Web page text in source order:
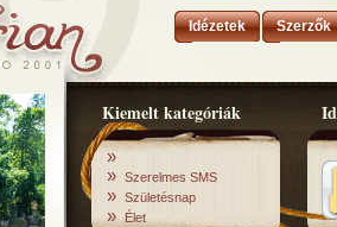
Idézetek Szerzők
Kiemelt kategóriák
»
» Szerelmes SMS
» Születésnap
» Élet